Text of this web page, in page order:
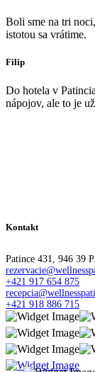
Boli sme na tri
istotou sa vrátime.
Filip
Do hotela v
nápojov, ale to je
Kontakt
Patince 431, 946 39
+421 917 654 875
+421 918 886 715